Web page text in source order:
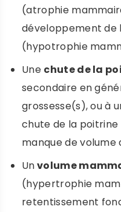
(atrophie
développement de
(hypotrophie
Une chute de la
secondaire en
grossesse(s), ou à
chute de la poitrine
manque de volume
Unvolume
(hypertrophie
retentissement